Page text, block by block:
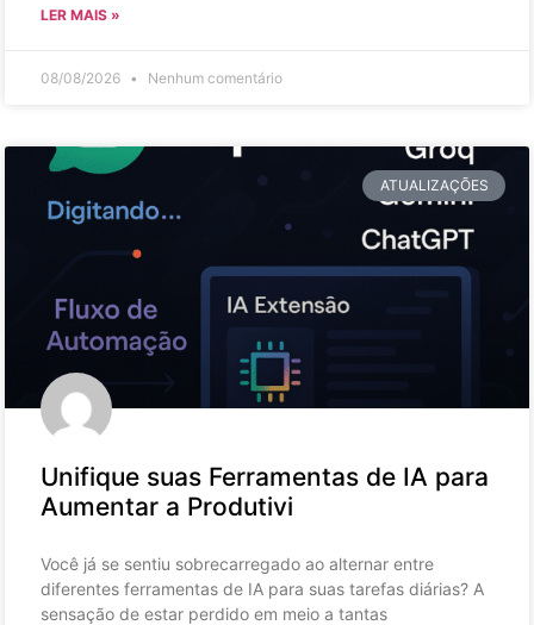
LER MAIS »
08/08/2026 Nenhum comentário
ATUALIZAÇÕES
Unifique suas Ferramentas de IA para
Aumentar a Produtivi
Você já se sentiu sobrecarregado ao alternar entre
diferentes ferramentas de IA para suas tarefas diárias? A
sensação de estar perdido em meio a tantas